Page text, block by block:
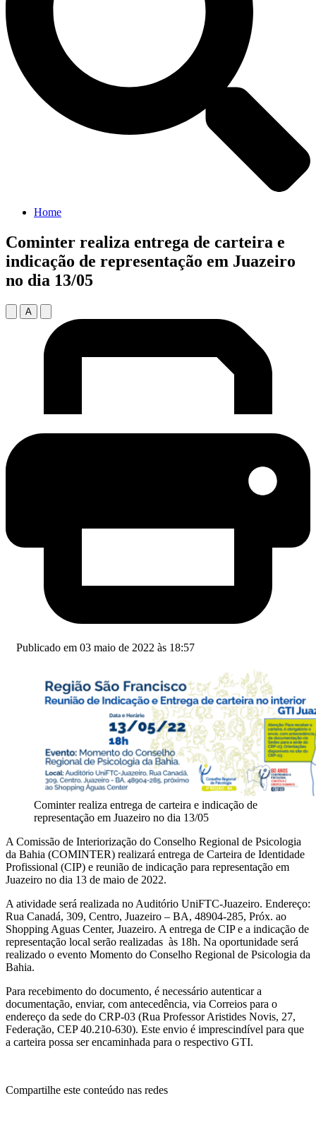
Home
Cominter realiza entrega de carteira e
indicação de representação em Juazeiro
no dia 13/05
A
Publicado em 03 maio de 2022 às 18:57
Cominter realiza entrega de carteira e indicação de
representação em Juazeiro no dia 13/05
A Comissão de Interiorização do Conselho Regional de Psicologia
da Bahia (COMINTER) realizará entrega de Carteira de Identidade
Profissional (CIP) e reunião de indicação para representação em
Juazeiro no dia 13 de maio de 2022.
A atividade será realizada no Auditório UniFTC-Juazeiro. Endereço:
Rua Canadá, 309, Centro, Juazeiro – BA, 48904-285, Próx. ao
Shopping Aguas Center, Juazeiro. A entrega de CIP e a indicação de
representação local serão realizadas às 18h. Na oportunidade será
realizado o evento Momento do Conselho Regional de Psicologia da
Bahia.
Para recebimento do documento, é necessário autenticar a
documentação, enviar, com antecedência, via Correios para o
endereço da sede do CRP-03 (Rua Professor Aristides Novis, 27,
Federação, CEP 40.210-630). Este envio é imprescindível para que
a carteira possa ser encaminhada para o respectivo GTI.
Compartilhe este conteúdo nas redes